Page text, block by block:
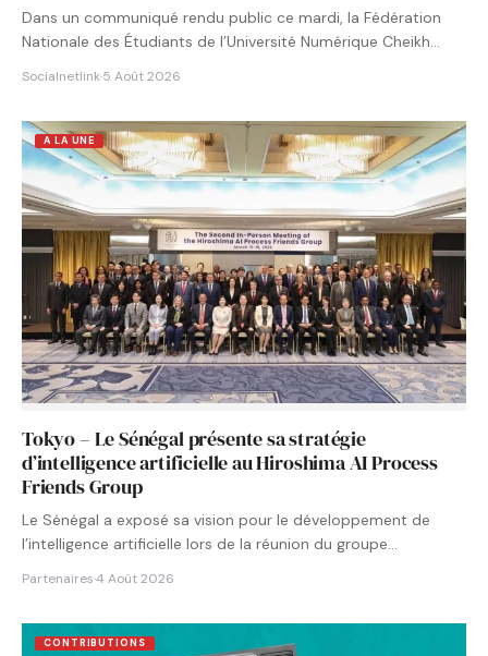
Dans un communiqué rendu public ce mardi, la Fédération
Nationale des Étudiants de l’Université Numérique Cheikh
Socialnetlink·5 Août 2026
A LA UNE
Tokyo – Le Sénégal présente sa stratégie
d’intelligence artificielle au Hiroshima AI Process
Friends Group
Le Sénégal a exposé sa vision pour le développement de
l’intelligence artificielle lors de la réunion du groupe…
Partenaires·4 Août 2026
CONTRIBUTIONS